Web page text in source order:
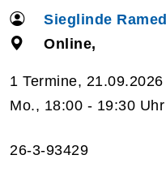
Sieglinde
Online,
1 Termine, 21.09.2026
Mo., 18:00 - 19:30 Uhr
26-3-93429